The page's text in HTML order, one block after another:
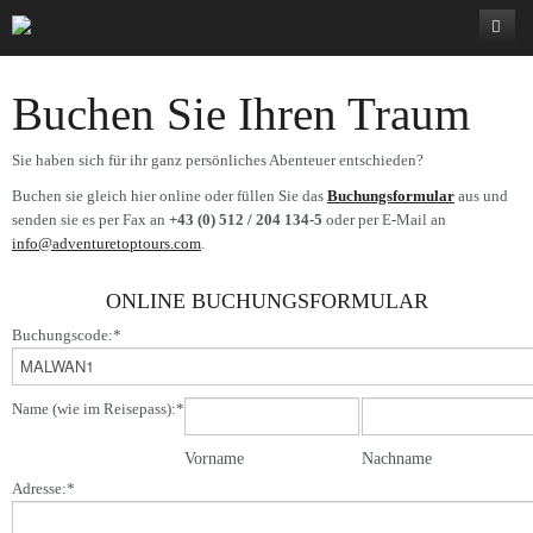
Adventure Top Tours
Unsere Guides
Programm
Landschaftsfotografie
Bald im Programm..
Uganda-Gorilla
Peru / Bolivien
Spezial
Äthiopien
Bald im Programm...Kamtschatka
Wandern
Andorra
Italien
Spanien
Chile-Argentinien
Costa Rica
Asien
Wanderreise Land der Khalk
Afrika
Wüste Sinai
Kap Verde
Argentinien
Bolivien
Machu Picchu & Cordillera Huayhuash
Asien
Bhutan
Tibet
Afrika
Kilimanjaro
Europa
Griechenland
Val Maira
Kroatien
Amerika
Kuba
Bhutan
Afrika
E-Bike
Griechenland
Kroatien
Kanu
Fahrtechnik Tirol oder Salzburg
Ski & Expeditionen
AGB
Gutschein schenken
Garantie Check Box
Frühbucherrabatt
Kontakt
Buchen Sie Ihren Traum
Sie haben sich für ihr ganz persönliches Abenteuer entschieden?
Buchen sie gleich hier online oder füllen Sie das Buchungsformular aus und
senden sie es per Fax an +43 (0) 512 / 204 134-5 oder per E-Mail an
info@adventuretoptours.com.
ONLINE BUCHUNGSFORMULAR
Buchungscode:*
Name (wie im Reisepass):*
Vorname
Nachname
Adresse:*